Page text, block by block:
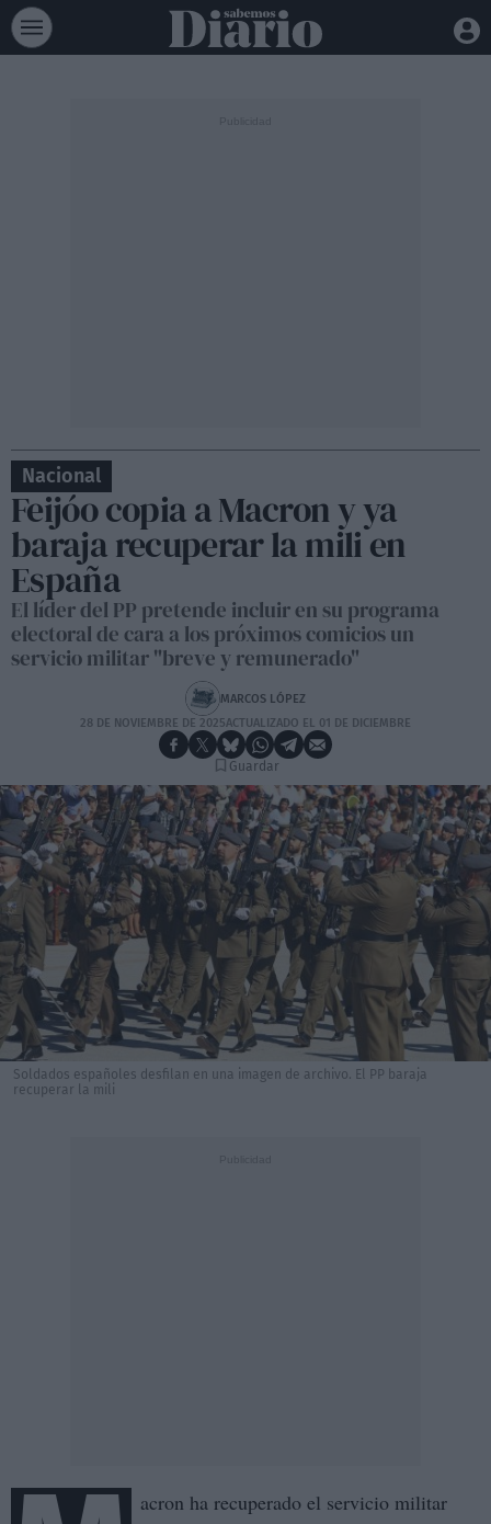
Nacional
Feijóo copia a Macron y ya
baraja recuperar la mili en
España
El líder del PP pretende incluir en su programa
electoral de cara a los próximos comicios un
servicio militar "breve y remunerado"
MARCOS LÓPEZ
28 DE NOVIEMBRE DE 2025ACTUALIZADO EL 01 DE DICIEMBRE
Guardar
Soldados españoles desfilan en una imagen de archivo. El PP baraja
recuperar la mili
acron ha recuperado el servicio militar